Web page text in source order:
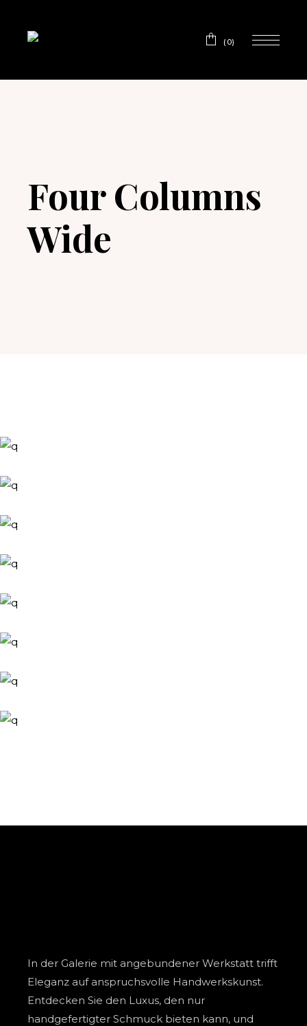
(0)
Four Columns
Wide
In der Galerie mit angebundener Werkstatt trifft
Eleganz auf anspruchsvolle Handwerkskunst.
Entdecken Sie den Luxus, den nur
handgefertigter Schmuck bieten kann, und